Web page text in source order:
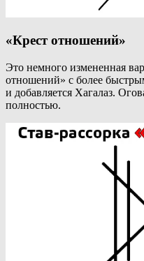
«Крест отношений»
Это немного измененная
отношений» с более
и добавляется Хагалаз.
полностью.